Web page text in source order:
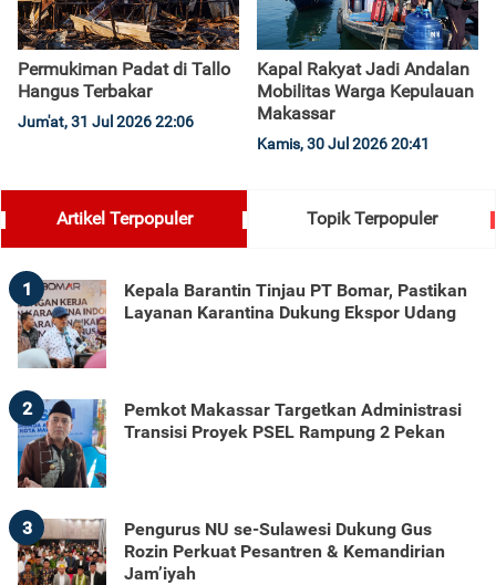
Permukiman Padat di Tallo
Hangus Terbakar
Jum'at, 31 Jul 2026 22:06
Kapal Rakyat Jadi Andalan
Mobilitas Warga Kepulauan
Makassar
Kamis, 30 Jul 2026 20:41
Artikel Terpopuler Topik Terpopuler
1
Kepala Barantin Tinjau PT Bomar, Pastikan
Layanan Karantina Dukung Ekspor Udang
2
Pemkot Makassar Targetkan Administrasi
Transisi Proyek PSEL Rampung 2 Pekan
3
Pengurus NU se-Sulawesi Dukung Gus
Rozin Perkuat Pesantren & Kemandirian
Jam’iyah